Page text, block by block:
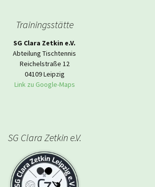
Trainingsstätte
SG Clara Zetkin e.V.
Abteilung Tischtennis
Reichelstraße 12
04109 Leipzig
Link zu Google-Maps
SG Clara Zetkin e.V.